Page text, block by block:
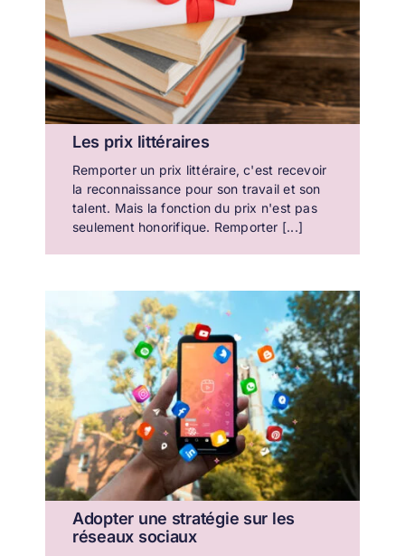
Les prix littéraires
Remporter un prix littéraire, c'est recevoir
la reconnaissance pour son travail et son
talent. Mais la fonction du prix n'est pas
seulement honorifique. Remporter [...]
Adopter une stratégie sur les
réseaux sociaux